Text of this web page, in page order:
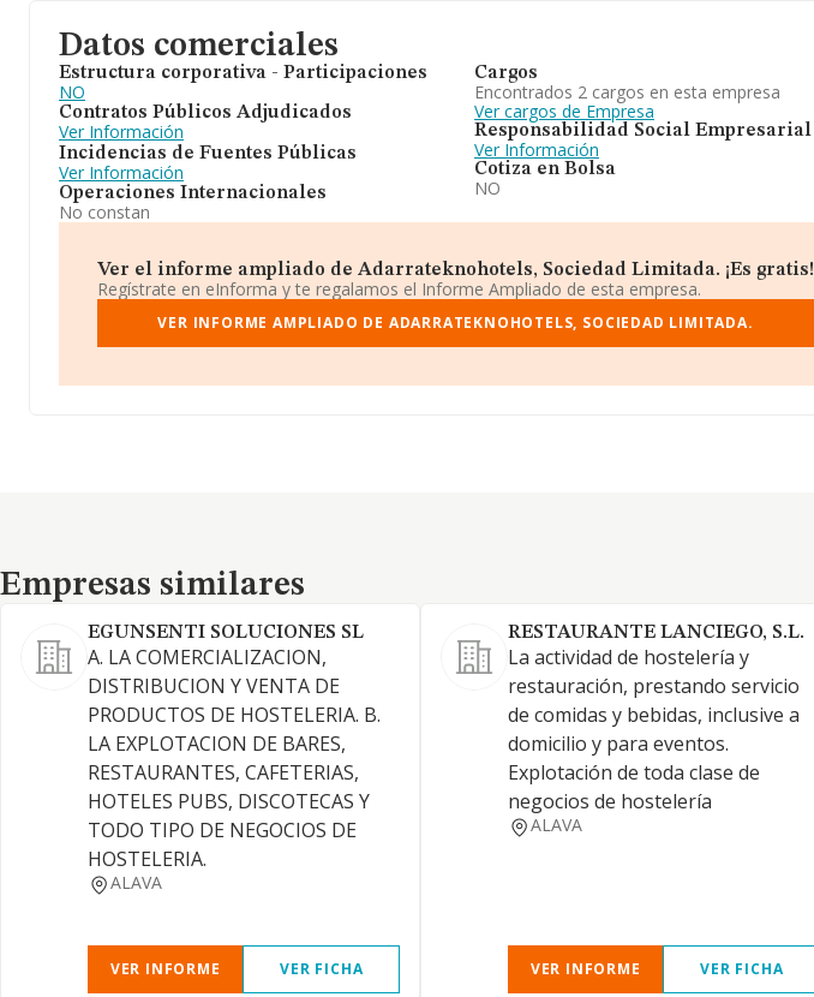
Datos comerciales
Estructura corporativa - Participaciones
NO
Contratos Públicos Adjudicados
Ver Información
Incidencias de Fuentes Públicas
Ver Información
Operaciones Internacionales
No constan
Cargos
Encontrados 2 cargos en esta empresa
Ver cargos de Empresa
Responsabilidad Social Empresarial
Ver Información
Cotiza en Bolsa
NO
Ver el informe ampliado de Adarrateknohotels, Sociedad Limitada. ¡Es gratis!
Regístrate en eInforma y te regalamos el Informe Ampliado de esta empresa.
VER INFORME AMPLIADO DE ADARRATEKNOHOTELS, SOCIEDAD LIMITADA.
Empresas similares
Empresas similares
EGUNSENTI SOLUCIONES SL
A. LA COMERCIALIZACION,
DISTRIBUCION Y VENTA DE
PRODUCTOS DE HOSTELERIA. B.
LA EXPLOTACION DE BARES,
RESTAURANTES, CAFETERIAS,
HOTELES PUBS, DISCOTECAS Y
TODO TIPO DE NEGOCIOS DE
HOSTELERIA.
ALAVA
VER INFORME VER FICHA
RESTAURANTE LANCIEGO, S.L.
La actividad de hostelería y
restauración, prestando servicio
de comidas y bebidas, inclusive a
domicilio y para eventos.
Explotación de toda clase de
negocios de hostelería
ALAVA
VER INFORME VER FICHA